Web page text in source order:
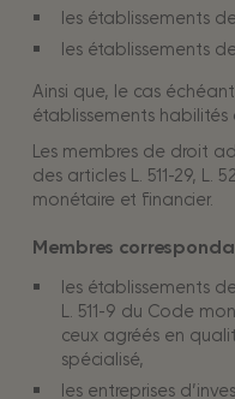
les établissements
les établissements
Ainsi que, le cas
établissements habilités
Les membres de droit
des articles L. 511-29, L.
monétaire et financier.
Membres
les établissements
L. 511-9 du Code
ceux agréés en
spécialisé,
les entreprises